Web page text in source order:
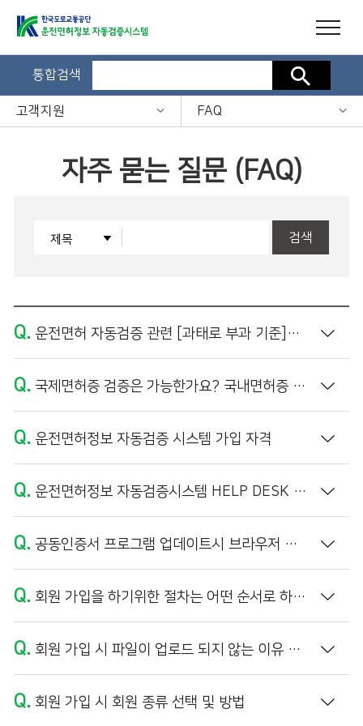
통합검색 검색
고객지원 FAQ
자주 묻는 질문 (FAQ)
검색
Q. 운전면허 자동검증 관련 [과태로 부과 기준]은 어떻게 되나요?
Q. 국제면허증 검증은 가능한가요? 국내면허증 외국인 이름의 정보 불일치가 나타납니다.
Q. 운전면허정보 자동검증 시스템 가입 자격
Q. 운전면허정보 자동검증시스템 HELP DESK 운영 시간
Q. 공동인증서 프로그램 업데이트시 브라우저 캐시 삭제 방법
Q. 회원 가입을 하기위한 절차는 어떤 순서로 하나요?
Q. 회원 가입 시 파일이 업로드 되지 않는 이유 및 해결방법 (PDF 파일 만들기)
Q. 회원 가입 시 회원 종류 선택 및 방법